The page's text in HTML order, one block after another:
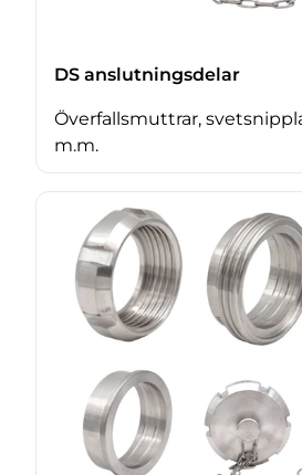
DS anslutningsdelar
Överfallsmuttrar,
m.m.